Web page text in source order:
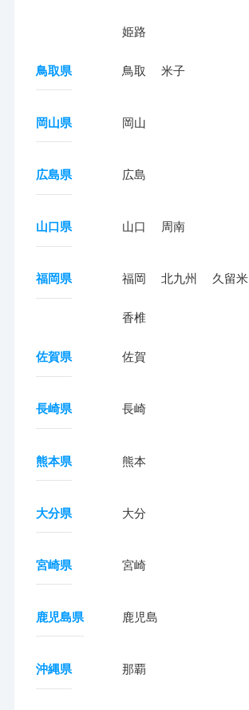
姫路
鳥取県 鳥取 米子
岡山県 岡山
広島県 広島
山口県 山口 周南
福岡県 福岡 北九州 久留米
香椎
佐賀県 佐賀
長崎県 長崎
熊本県 熊本
大分県 大分
宮崎県 宮崎
鹿児島県 鹿児島
沖縄県 那覇